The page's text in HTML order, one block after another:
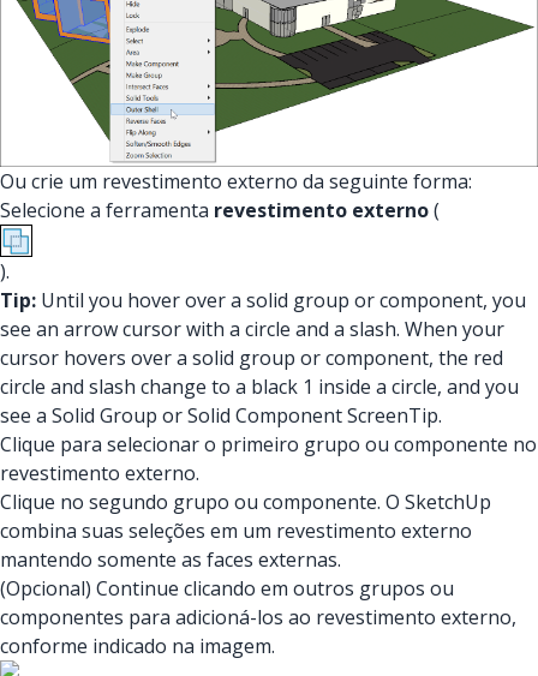
Ou crie um revestimento externo da seguinte forma:
Selecione a ferramenta revestimento externo(
).
Tip: Until you hover over a solid group or component, you
see an arrow cursor with a circle and a slash. When your
cursor hovers over a solid group or component, the red
circle and slash change to a black 1 inside a circle, and you
see a Solid Group or Solid Component ScreenTip.
Clique para selecionar o primeiro grupo ou componente no
revestimento externo.
Clique no segundo grupo ou componente. O SketchUp
combina suas seleções em um revestimento externo
mantendo somente as faces externas.
(Opcional) Continue clicando em outros grupos ou
componentes para adicioná-los ao revestimento externo,
conforme indicado na imagem.